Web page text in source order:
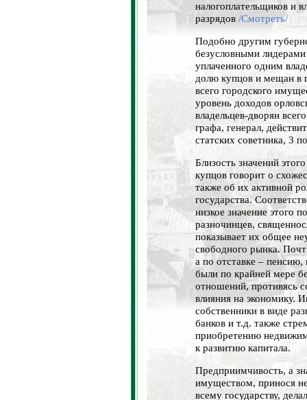
налогоплательщиков и
разрядов /Смотреть/
Подобно другим
безусловными
уплаченного одним
долю купцов и мещан в
всего городского
уровень доходов
владельцев-дворян
графа, генерал,
статских советника, 3
Близость значений
купцов говорит о
также об их активной
государства.
низкое значение этого
разночинцев,
показывает их общее
свободного рынка.
а по отставке – пенсию,
были по крайней мере
отношений, противясь
влияния на экономику.
собственники в виде
банков и т.д. также
приобретению
к развитию капитала.
Предприимчивость, а
имуществом, принося
всему государству,